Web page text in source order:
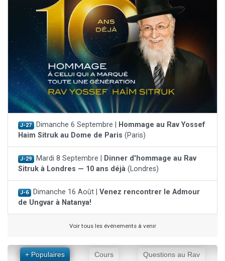
J-27 Dimanche 6 Septembre |
Hommage au Rav Yossef
Haim Sitruk au Dome de Paris (Paris)
J-29 Mardi 8 Septembre |
Dinner d'hommage au Rav
Sitruk à Londres — 10 ans déjà (Londres)
J-6 Dimanche 16 Août | Venez rencontrer le Admour
de Ungvar à Natanya!
Voir tous les événements à venir
+ Populaires Cours Questions au Rav